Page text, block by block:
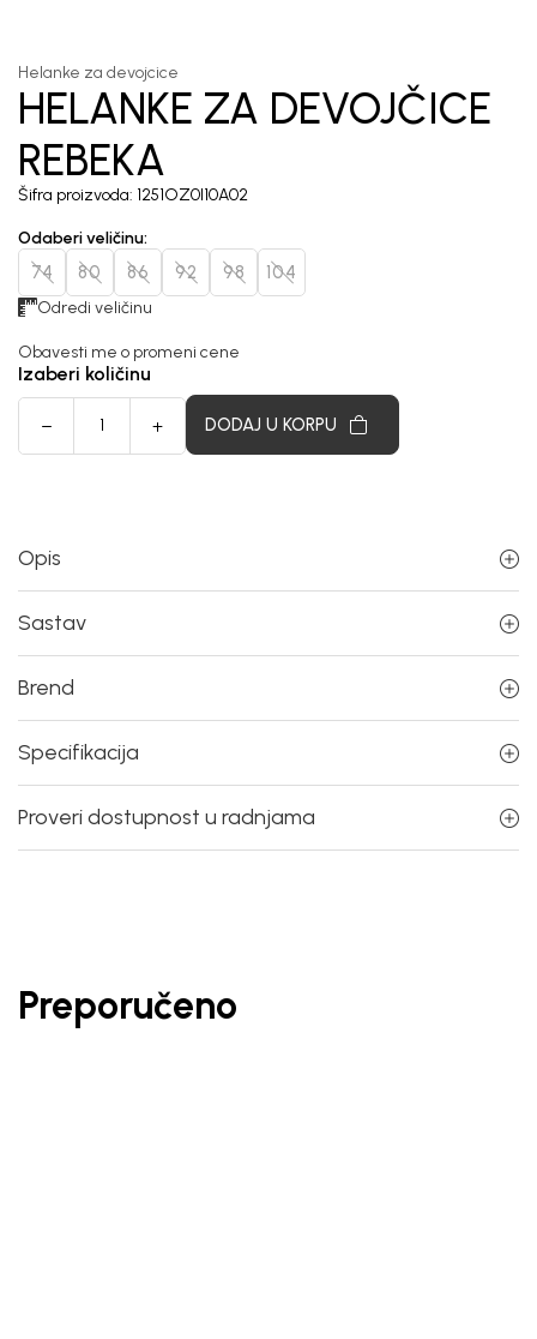
Helanke za devojcice
HELANKE ZA DEVOJČICE
REBEKA
Šifra proizvoda: 1251OZ0I10A02
Odaberi veličinu:
74 80 86 92 98 104
Odredi veličinu
Obavesti me o promeni cene
Izaberi količinu
DODAJ U KORPU
Opis
Sastav
Brend
Specifikacija
Proveri dostupnost u radnjama
Preporučeno